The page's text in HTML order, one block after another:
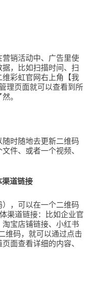
销活动中、广告里使
，比如扫描时间、扫
彩虹官网右上角【我
理页面就可以查看到所
。
时随地去更新二维码
件、或者一个视频、
道链接
，可以在一个二维码
渠道链接：比如企业官
宝店铺链接、小红书
维码，就可以通过点击
面查看详细的内容、